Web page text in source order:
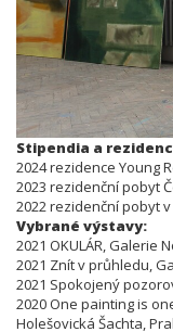
Stipendia a
2024 rezidence Young
2023 rezidenční pobyt
2022 rezidenční pobyt
Vybrané výstavy:
2021 OKULÁR, Galerie
2021 Znít v průhledu,
2021 Spokojený
2020 One painting is
Holešovická Šachta,